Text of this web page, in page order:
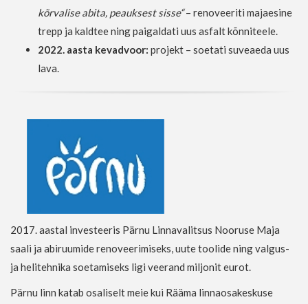
kõrvalise abita, peauksest sisse“– renoveeriti majaesine
trepp ja kaldtee ning paigaldati uus asfalt kõnniteele.
2022. aasta kevadvoor: projekt – soetati suveaeda uus
lava.
2017. aastal investeeris Pärnu Linnavalitsus Nooruse Maja
saali ja abiruumide renoveerimiseks, uute toolide ning valgus-
ja helitehnika soetamiseks ligi veerand miljonit eurot.
Pärnu linn katab osaliselt meie kui Rääma linnaosakeskuse